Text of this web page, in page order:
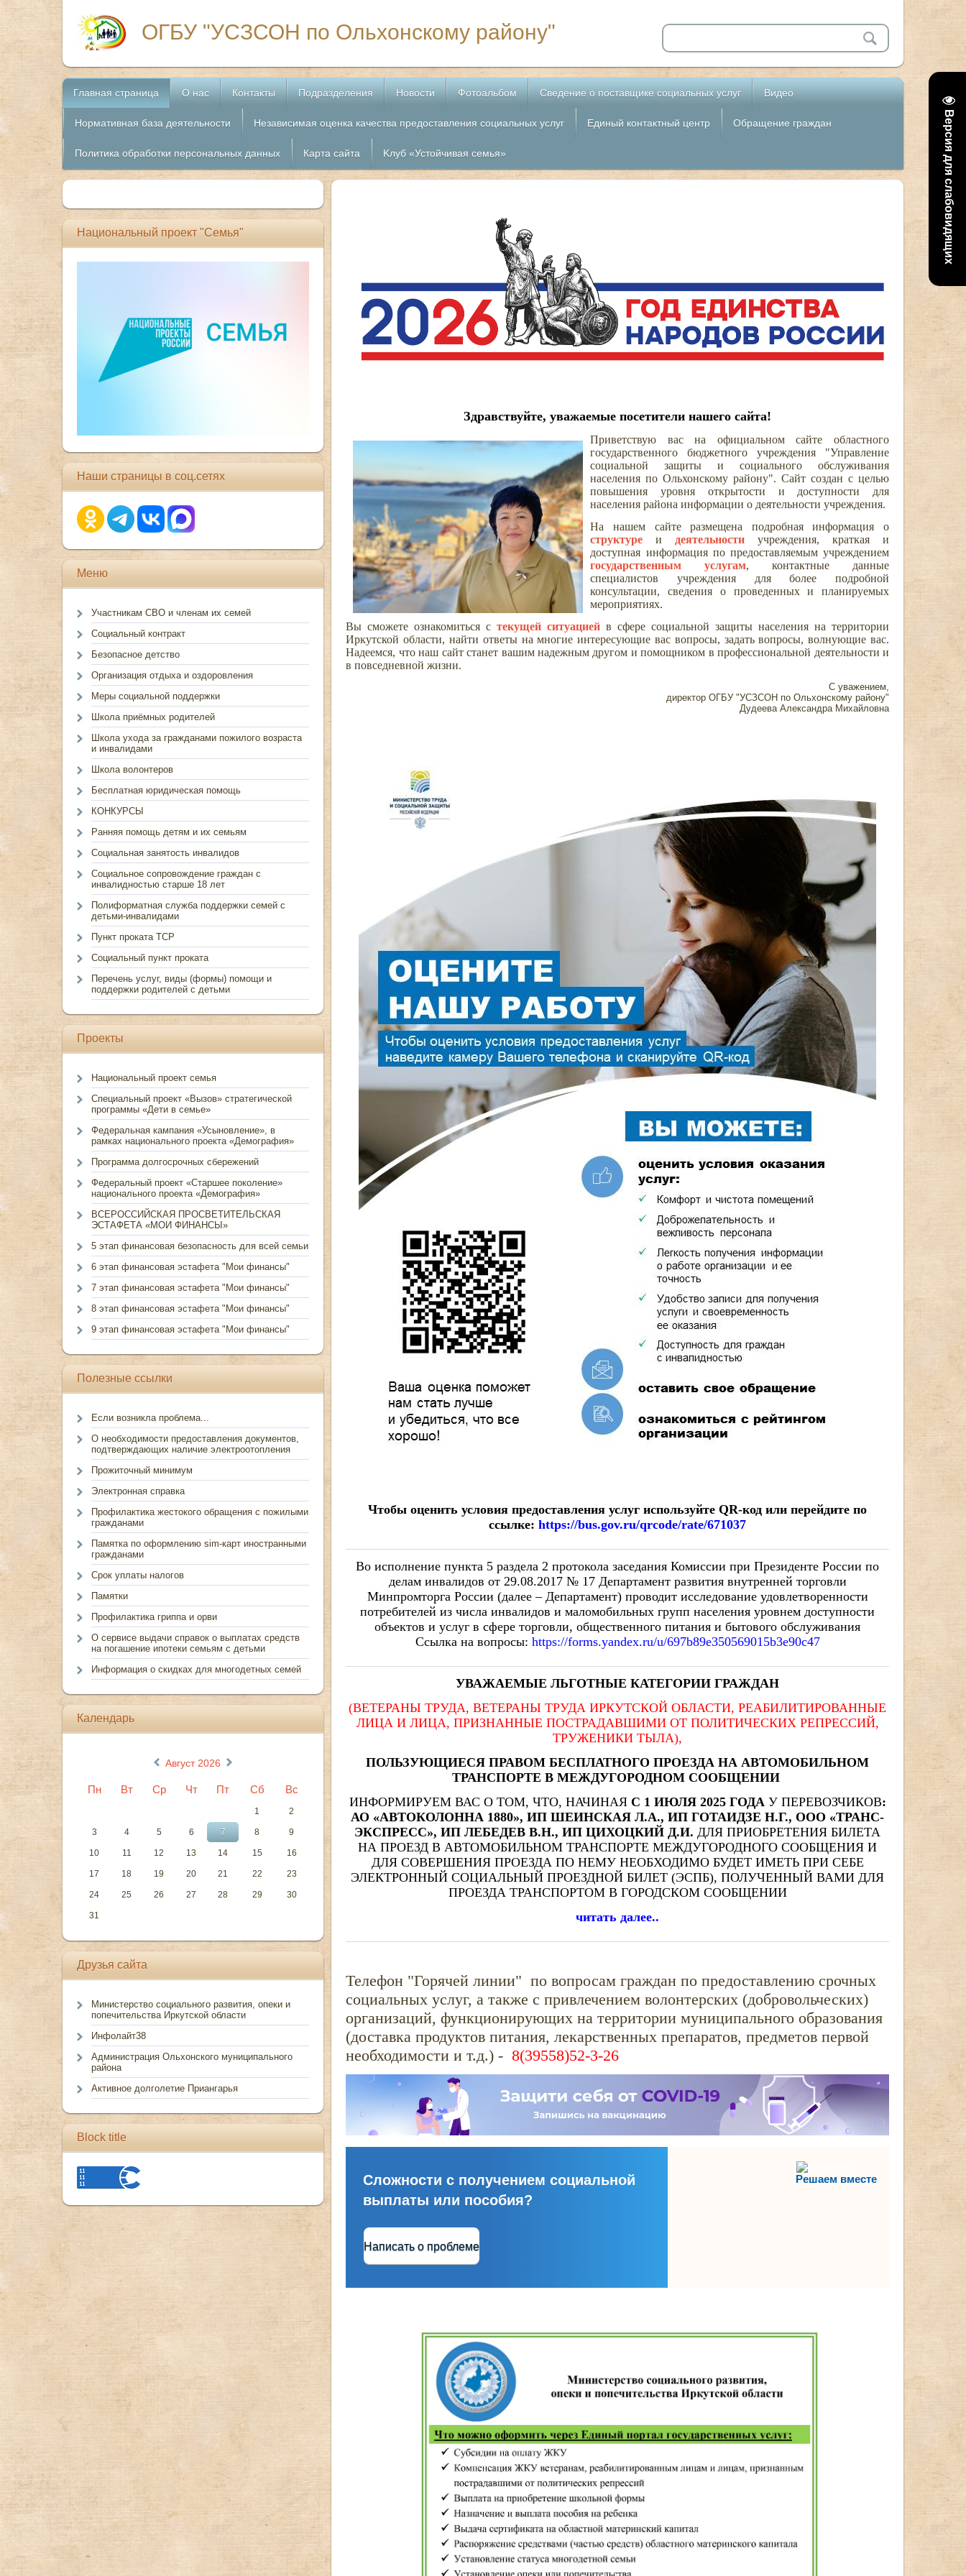
Версия для слабовидящих
ОГБУ "УСЗСОН по Ольхонскому району"
Главная страница О нас Контакты Подразделения Новости Фотоальбом Сведение о поставщике социальных услуг Видео
Нормативная база деятельности Независимая оценка качества предоставления социальных услуг Единый контактный центр Обращение граждан
Политика обработки персональных данных Карта сайта Kлуб «Устойчивая семья»
Здравствуйте, уважаемые посетители нашего сайта!
Приветствую вас на официальном сайте областного
государственного бюджетного учреждения "Управление
социальной защиты и социального обслуживания
населения по Ольхонскому району". Сайт создан с целью
повышения уровня открытости и доступности для
населения района информации о деятельности учреждения.
На нашем сайте размещена подробная информация о
структуре и деятельности учреждения, краткая и
доступная информация по предоставляемым учреждением
государственным услугам, контактные данные
специалистов учреждения для более подробной
консультации, сведения о проведенных и планируемых
мероприятиях.
Вы сможете ознакомиться стекущей ситуацией в сфере социальной защиты населения на территории
Иркутской области, найти ответы на многие интересующие вас вопросы, задать вопросы, волнующие вас.
Надеемся, что наш сайт станет вашим надежным другом и помощником в профессиональной деятельности и
в повседневной жизни.
C уважением,
директор ОГБУ "УСЗСОН по Ольхонскому району"
Дудеева Александра Михайловна
Чтобы оценить условия предоставления услуг используйте QR-код или перейдите по
ссылке: https://bus.gov.ru/qrcode/rate/671037
Во исполнение пункта 5 раздела 2 протокола заседания Комиссии при Президенте России по
делам инвалидов от 29.08.2017 № 17 Департамент развития внутренней торговли
Минпромторга России (далее – Департамент) проводит исследование удовлетворенности
потребителей из числа инвалидов и маломобильных групп населения уровнем доступности
объектов и услуг в сфере торговли, общественного питания и бытового обслуживания
Ссылка на вопросы: https://forms.yandex.ru/u/697b89e350569015b3e90c47
УВАЖАЕМЫЕ ЛЬГОТНЫЕ КАТЕГОРИИ ГРАЖДАН
(ВЕТЕРАНЫ ТРУДА, ВЕТЕРАНЫ ТРУДА ИРКУТСКОЙ ОБЛАСТИ, РЕАБИЛИТИРОВАННЫЕ
ЛИЦА И ЛИЦА, ПРИЗНАННЫЕ ПОСТРАДАВШИМИ ОТ ПОЛИТИЧЕСКИХ РЕПРЕССИЙ,
ТРУЖЕНИКИ ТЫЛА),
ПОЛЬЗУЮЩИЕСЯ ПРАВОМ БЕСПЛАТНОГО ПРОЕЗДА НА АВТОМОБИЛЬНОМ
ТРАНСПОРТЕ В МЕЖДУГОРОДНОМ СООБЩЕНИИ
ИНФОРМИРУЕМ ВАС О ТОМ, ЧТО, НАЧИНАЯ С 1 ИЮЛЯ 2025 ГОДА У ПЕРЕВОЗЧИКОВ:
АО «АВТОКОЛОННА 1880», ИП ШЕИНСКАЯ Л.А., ИП ГОТАИДЗЕ Н.Г., ООО «ТРАНС-
ЭКСПРЕСС», ИП ЛЕБЕДЕВ В.Н., ИП ЦИХОЦКИЙ Д.И. ДЛЯ ПРИОБРЕТЕНИЯ БИЛЕТА
НА ПРОЕЗД В АВТОМОБИЛЬНОМ ТРАНСПОРТЕ МЕЖДУГОРОДНОГО СООБЩЕНИЯ И
ДЛЯ СОВЕРШЕНИЯ ПРОЕЗДА ПО НЕМУ НЕОБХОДИМО БУДЕТ ИМЕТЬ ПРИ СЕБЕ
ЭЛЕКТРОННЫЙ СОЦИАЛЬНЫЙ ПРОЕЗДНОЙ БИЛЕТ (ЭСПБ), ПОЛУЧЕННЫЙ ВАМИ ДЛЯ
ПРОЕЗДА ТРАНСПОРТОМ В ГОРОДСКОМ СООБЩЕНИИ
читать далее..
Телефон "Горячей линии" по вопросам граждан по предоставлению срочных
социальных услуг, а также с привлечением волонтерских (добровольческих)
организаций, функционирующих на территории муниципального образования
(доставка продуктов питания, лекарственных препаратов, предметов первой
необходимости и т.д.) -8(39558)52-3-26
Решаем вместе
Сложности с получением социальной
выплаты или пособия?
Написать о проблеме
Национальный проект "Семья"
Наши страницы в соц.сетях
Меню
Участникам СВО и членам их семей
Социальный контракт
Безопасное детство
Организация отдыха и оздоровления
Меры социальной поддержки
Школа приёмных родителей
Школа ухода за гражданами пожилого возраста
и инвалидами
Школа волонтеров
Бесплатная юридическая помощь
КОНКУРСЫ
Ранняя помощь детям и их семьям
Социальная занятость инвалидов
Социальное сопровождение граждан с
инвалидностью старше 18 лет
Полиформатная служба поддержки семей с
детьми-инвалидами
Пункт проката ТСР
Социальный пункт проката
Перечень услуг, виды (формы) помощи и
поддержки родителей с детьми
Проекты
Национальный проект семья
Специальный проект «Вызов» стратегической
программы «Дети в семье»
Федеральная кампания «Усыновление», в
рамках национального проекта «Демография»
Программа долгосрочных сбережений
Федеральный проект «Старшее поколение»
национального проекта «Демография»
ВСЕРОССИЙСКАЯ ПРОСВЕТИТЕЛЬСКАЯ
ЭСТАФЕТА «МОИ ФИНАНСЫ»
5 этап финансовая безопасность для всей семьи
6 этап финансовая эстафета "Мои финансы"
7 этап финансовая эстафета "Мои финансы"
8 этап финансовая эстафета "Мои финансы"
9 этап финансовая эстафета "Мои финансы"
Полезные ссылки
Если возникла проблема...
О необходимости предоставления документов,
подтверждающих наличие электроотопления
Прожиточный минимум
Электронная справка
Профилактика жестокого обращения с пожилыми
гражданами
Памятка по оформлению sim-карт иностранными
гражданами
Срок уплаты налогов
Памятки
Профилактика гриппа и орви
О сервисе выдачи справок о выплатах средств
на погашение ипотеки семьям с детьми
Информация о скидках для многодетных семей
Календарь
« Август 2026 »
Пн Вт Ср Чт Пт Сб Вс
1 2
3 4 5 6 7 8 9
10 11 12 13 14 15 16
17 18 19 20 21 22 23
24 25 26 27 28 29 30
31
Друзья сайта
Министерство социального развития, опеки и
попечительства Иркутской области
Инфолайт38
Администрация Ольхонского муниципального
района
Активное долголетие Приангарья
Block title